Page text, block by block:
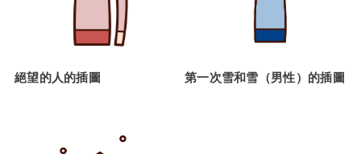
絕望的人的插圖 第一次雪和雪（男性）的插圖